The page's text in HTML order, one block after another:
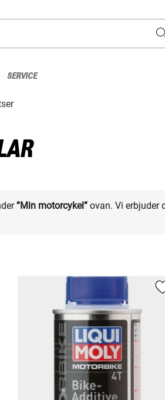
SERVICE
”Min motorcykel” ovan. Vi erbjuder